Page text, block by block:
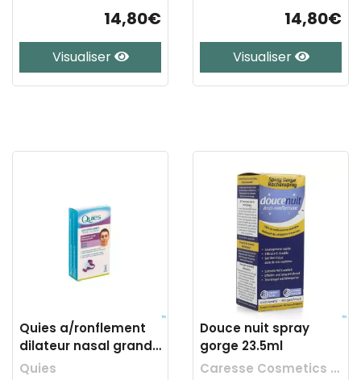
14,80€
Visualiser
14,80€
Visualiser
Quies a/ronflement
dilateur nasal grande
1Quies
Douce nuit spray
gorge 23.5ml
Caresse Cosmetics Bv